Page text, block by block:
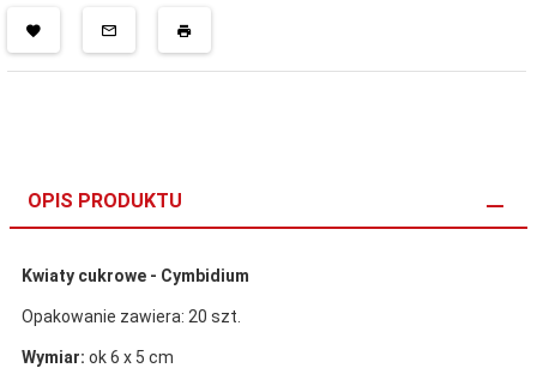
OPIS PRODUKTU
Kwiaty cukrowe - Cymbidium
Opakowanie zawiera: 20 szt.
Wymiar: ok 6 x 5 cm